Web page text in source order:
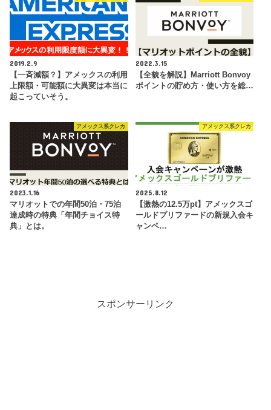
2019.2.9
【一斉減額？】アメックスの利用
上限額・可能額に大異変は本当に
起こっていそう。
2022.3.15
【全貌を解説】Marriott Bonvoy
ポイントの貯め方・使い方を総…
アメックス系クレカ
2023.1.16
マリオットでの年間50泊・75泊
達成時の特典「年間チョイス特
典」とは。
アメックス系クレカ
2025.8.12
【激熱の12.5万pt】アメックスゴ
ールドプリファードの新規入会キ
ャンペ…
スポンサーリンク